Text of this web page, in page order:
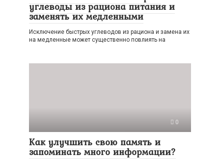
углеводы из рациона питания и
заменять их медленными
Исключение быстрых углеводов из рациона и замена их
на медленные может существенно повлиять на
0
Как улучшить свою память и
запоминать много информации?